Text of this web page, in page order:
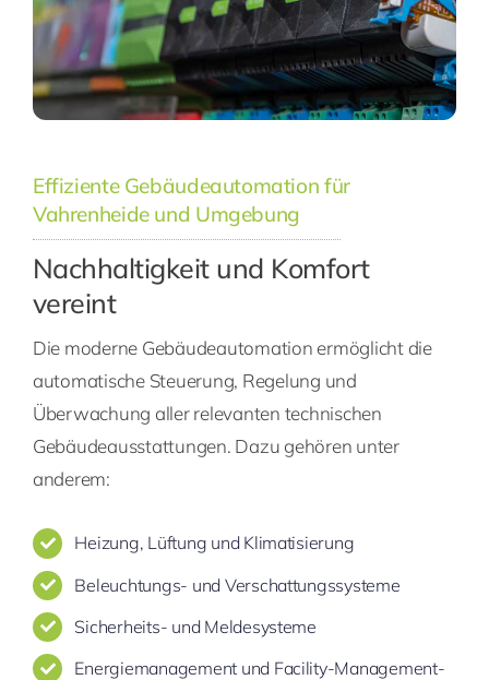
Effiziente Gebäudeautomation für
Vahrenheide und Umgebung
Nachhaltigkeit und Komfort
vereint
Die moderne Gebäudeautomation ermöglicht die
automatische Steuerung, Regelung und
Überwachung aller relevanten technischen
Gebäudeausstattungen. Dazu gehören unter
anderem:
Heizung, Lüftung und Klimatisierung
Beleuchtungs- und Verschattungssysteme
Sicherheits- und Meldesysteme
Energiemanagement und Facility-Management-